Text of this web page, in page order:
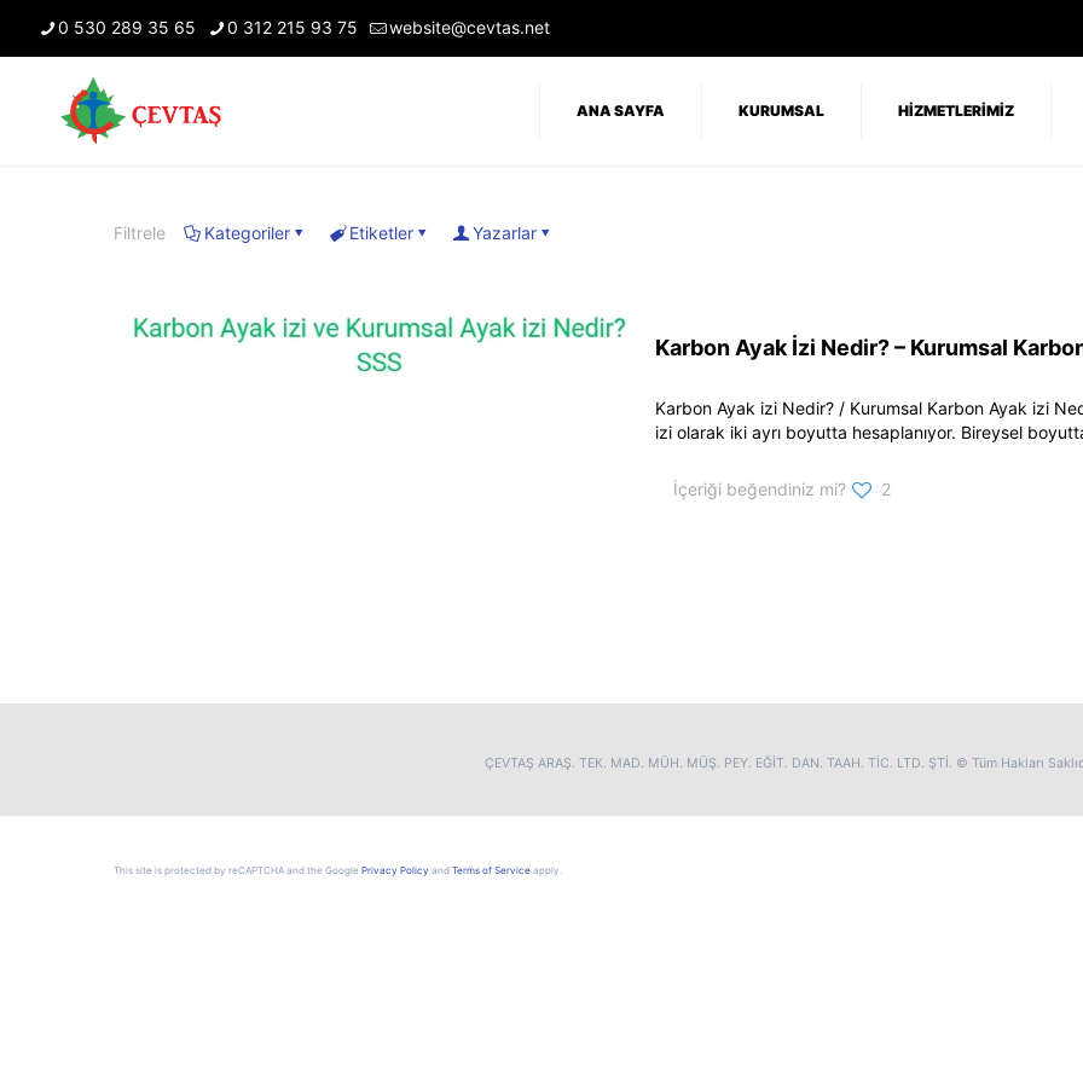
0 530 289 35 65 0 312 215 93 75 website@cevtas.net
ANA SAYFA KURUMSAL HİZMETLERİMİZ
Filtrele Kategoriler Etiketler Yazarlar
Karbon Ayak İzi Nedir? – Kurumsal
Karbon Ayak izi Nedir? / Kurumsal Karbon Ayak izi
izi olarak iki ayrı boyutta hesaplanıyor. Bireysel
İçeriği beğendiniz mi? 2
ÇEVTAŞ ARAŞ. TEK. MAD. MÜH. MÜŞ. PEY. EĞİT. DAN. TAAH. TİC. LTD. ŞTİ. © Tüm Hakları
This site is protected by reCAPTCHA and the Google Privacy Policy and Terms of Service apply.